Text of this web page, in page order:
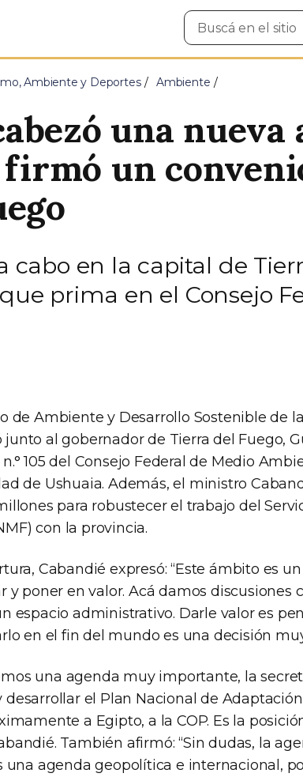
Buscar
en
Ambiente y Deportes Ambiente
una nueva
un
cabo en la capital de
prima en el Consejo
de Ambiente y Desarrollo Sostenible de
junto al gobernador de Tierra del Fuego,
105 del Consejo Federal de Medio
de Ushuaia. Además, el ministro
para robustecer el trabajo del
con la provincia.
Cabandié expresó: “Este ámbito es
y poner en valor. Acá damos discusiones
espacio administrativo. Darle valor es
en el fin del mundo es una decisión
una agenda muy importante, la
desarrollar el Plan Nacional de
a Egipto, a la COP. Es la
También afirmó: “Sin dudas, la
una agenda geopolítica e internacional,